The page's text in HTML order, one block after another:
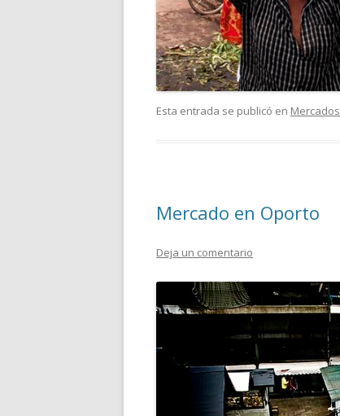
Esta entrada se publicó en Mercados
Mercado en Oporto
Deja un comentario